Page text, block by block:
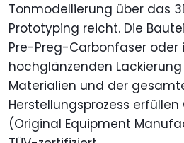
Tonmodellierung über das
Prototyping reicht. Die
Pre-Preg-Carbonfaser oder
hochglänzenden
Materialien und der
Herstellungsprozess erfüllen
(Original Equipment